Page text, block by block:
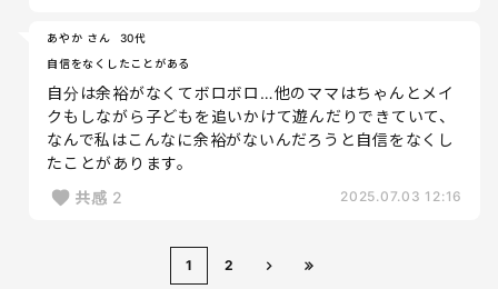
あやか さん
30代
自信をなくしたことがある
自分は余裕がなくてボロボロ…他のママはちゃんとメイ
クもしながら子どもを追いかけて遊んだりできていて、
なんで私はこんなに余裕がないんだろうと自信をなくし
たことがあります。
共感 2 2025.07.03 12:16
1 2